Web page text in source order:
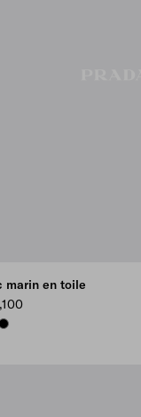
marin en toile
BEIGE